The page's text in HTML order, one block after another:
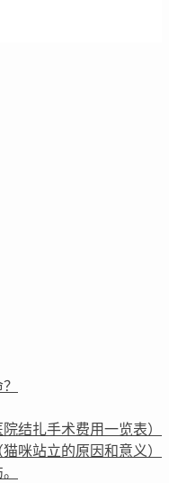
结扎手术费用一览表）
咪站立的原因和意义）